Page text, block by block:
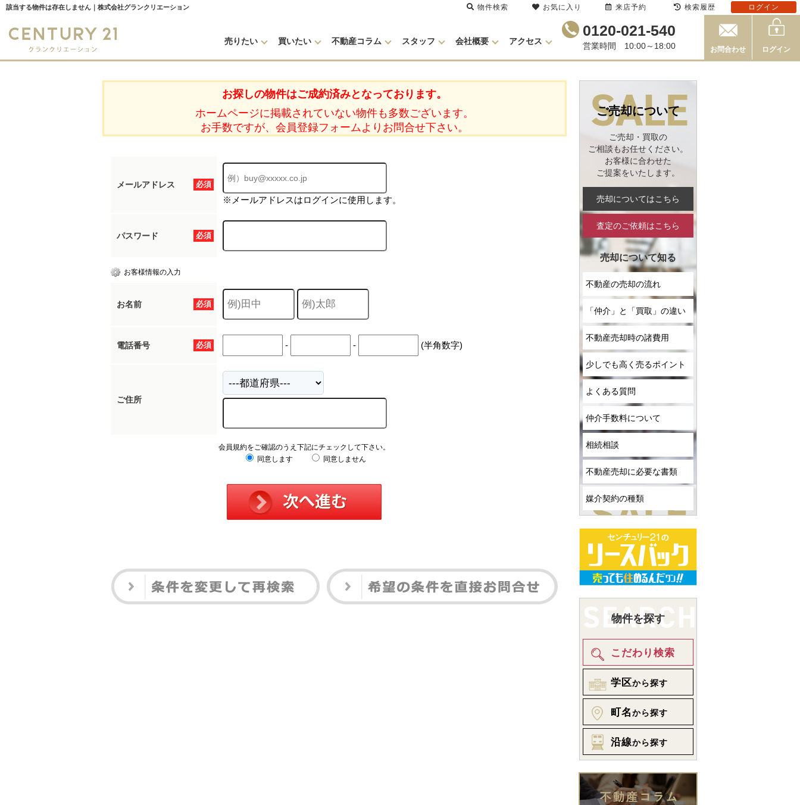
該当する物件は存在しません｜株式会社グランクリエーション
売りたい 買いたい 不動産コラム スタッフ 会社概要 アクセス
0120-021-540
営業時間 10:00～18:00 お問合わせ ログイン
お探しの物件はご成約済みとなっております。
ホームページに掲載されていない物件も多数ございます。
お手数ですが、会員登録フォームよりお問合せ下さい。
必須
メールアドレス
※メールアドレスはログインに使用します。
必須
パスワード
お客様情報の入力
必須
お名前
必須
電話番号 - - (半角数字)
ご住所
会員規約をご確認のうえ下記にチェックして下さい。
同意します
同意しません
ご売却について
ご売却・買取の
ご相談もお任せください。
お客様に合わせた
ご提案をいたします。
売却についてはこちら
査定のご依頼はこちら
売却について知る
不動産の売却の流れ
「仲介」と「買取」の違い
不動産売却時の諸費用
少しでも高く売るポイント
よくある質問
仲介手数料について
相続相談
不動産売却に必要な書類
媒介契約の種類
物件を探す
こだわり検索
学区から探す
町名から探す
沿線から探す
物件検索 お気に入り 来店予約 検索履歴 ログイン